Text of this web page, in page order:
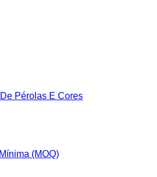
De Pérolas E Cores
(MOQ)